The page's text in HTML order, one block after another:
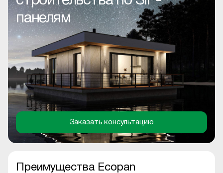
панелям
Заказать консультацию
Преимущества Ecopan